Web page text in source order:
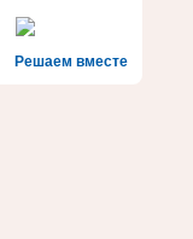
Решаем вместе